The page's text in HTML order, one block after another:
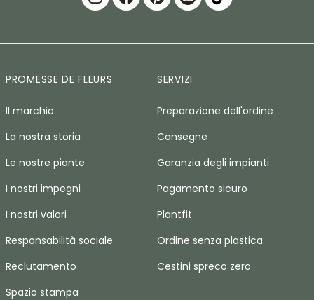
PROMESSE DE FLEURS
Il marchio
La nostra storia
Le nostre piante
I nostri impegni
I nostri valori
Responsabilità sociale
Reclutamento
Spazio stampa
SERVIZI
Preparazione dell'ordine
Consegne
Garanzia degli impianti
Pagamento sicuro
Plantfit
Ordine senza plastica
Cestini spreco zero